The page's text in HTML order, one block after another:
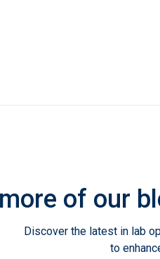
of our
Discover the latest in lab
to